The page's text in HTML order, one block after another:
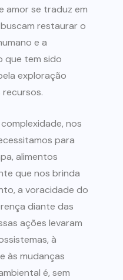
amor se traduz em
restaurar o
e a
que tem sido
exploração
nos
para
alimentos
que nos brinda
a voracidade do
diante das
ações levaram
à
às mudanças
é, sem